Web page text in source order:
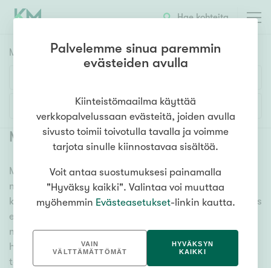
Hae kohteita
Myyntikohteet
1h 2h 3h 4h 5h+
Asuntotyyppi
Kerros-/luhtitalo
Rivitalo/paritalo
Omakoti-/erillistalo
Maa- tai metsätila
Lisää hakuehtoja
Myytävät asunnot Kuopio (208)
Meiltä löydät myytävät asunnot Kuopio, oli tarpeesi
mikä vain! Tuhansien kohteiden ja satojen
kiinteistönvälittäjien verkostomme auttaa sinua kenties
elämäsi tärkeimmässä päätöksessä. Katso alta kaikki
myytävät asunnot Kuopio. Hyödynnä myös kätevää
hakutyökaluamme, jonka avulla löydät omien
toiveidesi mukaisen kodin.
Palvelemme sinua paremmin
evästeiden avulla
Kiinteistömaailma käyttää
verkkopalvelussaan evästeitä, joiden avulla
sivusto toimii toivotulla tavalla ja voimme
tarjota sinulle kiinnostavaa sisältöä.
Voit antaa suostumuksesi painamalla
"Hyväksy kaikki". Valintaa voi muuttaa
myöhemmin Evästeasetukset-linkin kautta.
VAIN
VÄLTTÄMÄTTÖMÄT
HYVÄKSYN
KAIKKI